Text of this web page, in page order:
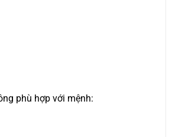
phù hợp với mệnh: